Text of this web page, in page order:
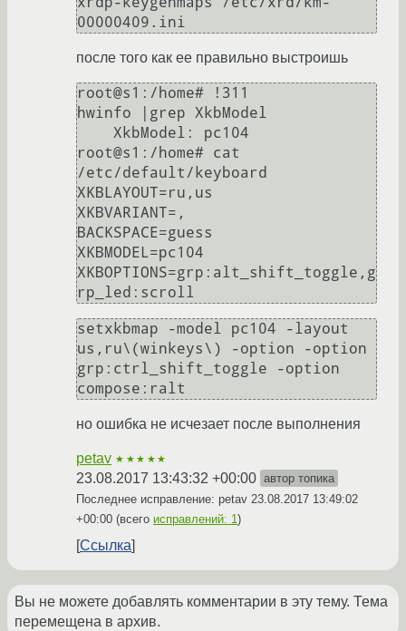
после того как ее правильно выстроишь
root@s1:/home# !311
hwinfo |grep XkbModel
root@s1:/home# cat
/etc/default/keyboard
XKBLAYOUT=ru,us
XKBVARIANT=,
BACKSPACE=guess
XKBMODEL=pc104
XKBOPTIONS=grp:alt_shift_toggle,g
setxkbmap -model pc104 -layout
us,ru\(winkeys\) -option -option
grp:ctrl_shift_toggle -option
но ошибка не исчезает после выполнения
petav ★★★★★
23.08.2017 13:43:32 +00:00 автор топика
Последнее исправление: petav 23.08.2017 13:49:02
+00:00 (всего исправлений: 1)
Ссылка
Вы не можете добавлять комментарии в эту тему. Тема
перемещена в архив.